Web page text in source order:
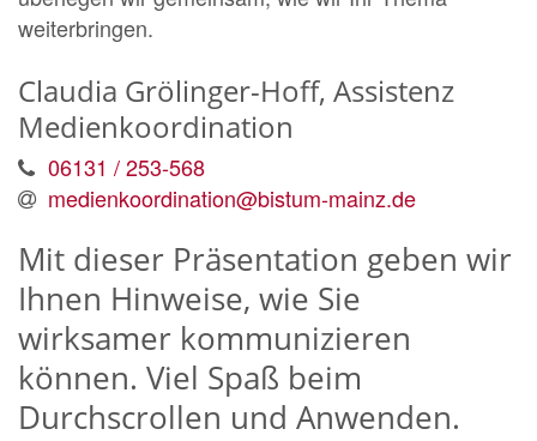
weiterbringen.
Claudia Grölinger-Hoff, Assistenz
Medienkoordination
06131 / 253-568
medienkoordination@bistum-mainz.de
Mit dieser Präsentation geben wir
Ihnen Hinweise, wie Sie
wirksamer kommunizieren
können. Viel Spaß beim
Durchscrollen und Anwenden.